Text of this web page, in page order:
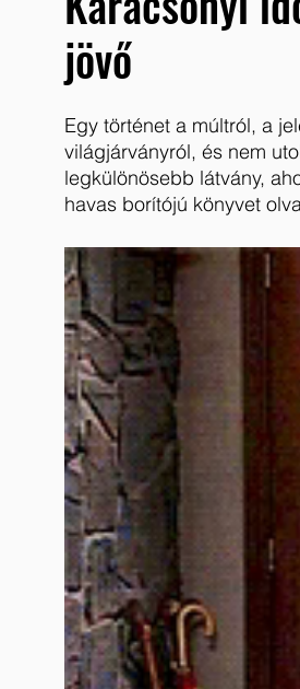
jövő
Egy történet a múltról, a
világjárványról, és nem
legkülönösebb látvány,
havas borítójú könyvet